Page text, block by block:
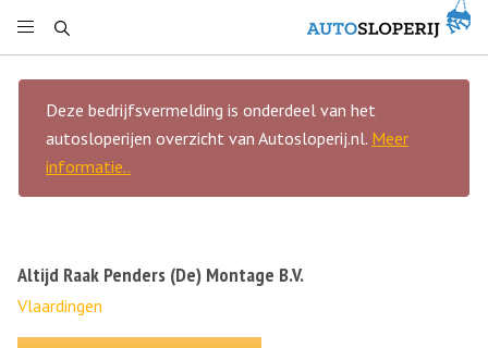
Deze bedrijfsvermelding is onderdeel van het
autosloperijen overzicht van Autosloperij.nl. Meer
informatie..
Altijd Raak Penders (De) Montage B.V.
Vlaardingen